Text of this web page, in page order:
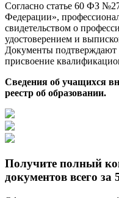
Согласно статье 60 ФЗ
Федерации»,
свидетельством о
удостоверением и
Документы
присвоение
Сведения об учащихся
реестр об образовании.
Получите полный
документов всего за